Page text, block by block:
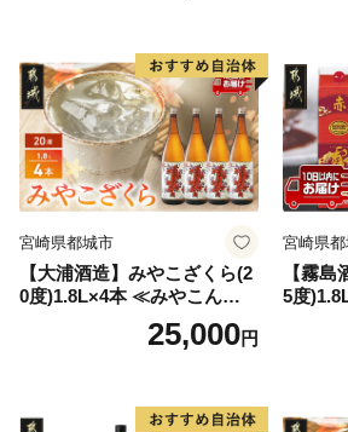
宮崎県都城市
【大浦酒造】みやこざくら(2
0度)1.8L×4本 ≪みやこんじょ
特急便≫_AD-077125,000円
宮崎県
【霧
5度
特急便